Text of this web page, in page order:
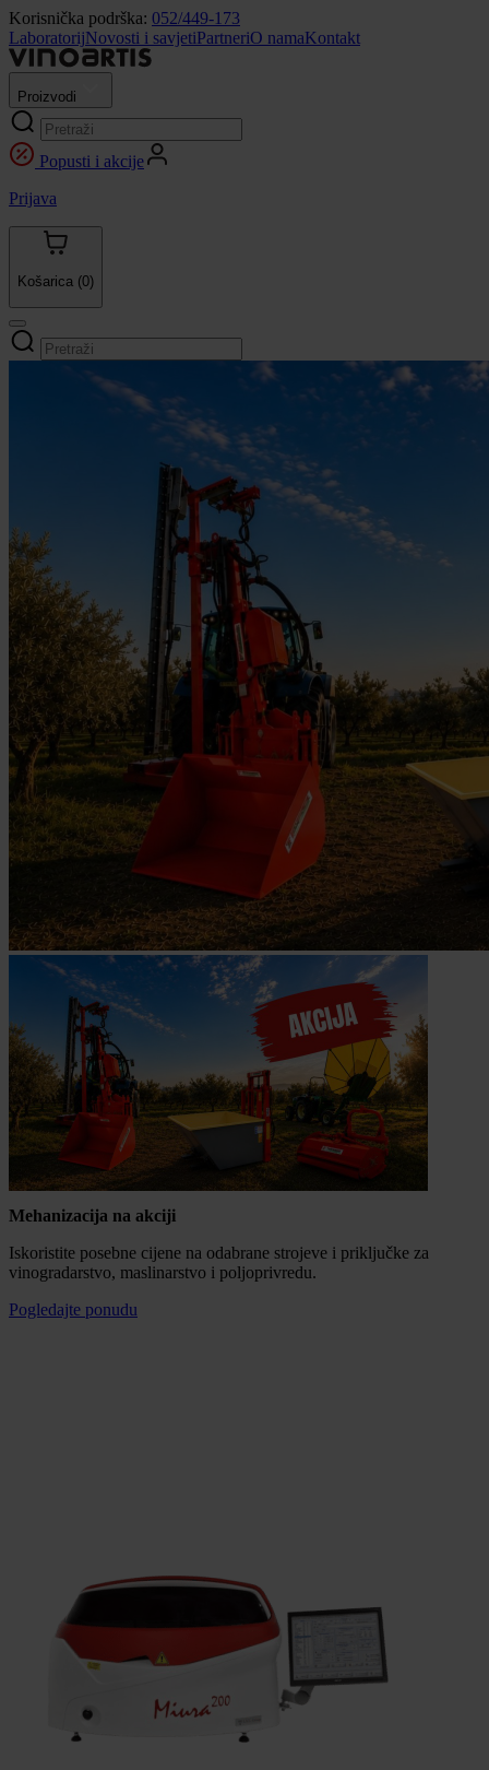
Korisnička podrška: 052/449-173
LaboratorijNovosti i savjetiPartneriO namaKontakt
Proizvodi
Popusti i akcije
Prijava
Košarica (0)
Mehanizacija na akciji
Iskoristite posebne cijene na odabrane strojeve i priključke za
vinogradarstvo, maslinarstvo i poljoprivredu.
Pogledajte ponudu